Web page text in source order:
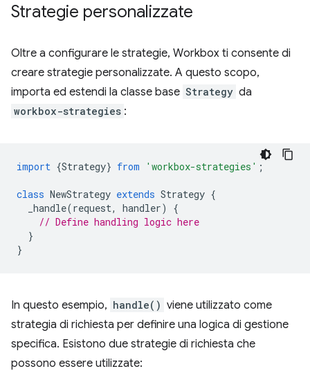
Strategie personalizzate
Oltre a configurare le strategie, Workbox ti consente di
creare strategie personalizzate. A questo scopo,
importa ed estendi la classe base Strategy da
workbox-strategies :
import {Strategy} from 'workbox-strategies' ;
class NewStrategy extends Strategy {
_handle(request, handler)
{
// Define handling logic here
}
}
In questo esempio, handle() viene utilizzato come
strategia di richiesta per definire una logica di gestione
specifica. Esistono due strategie di richiesta che
possono essere utilizzate: